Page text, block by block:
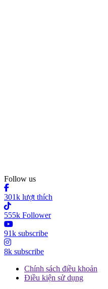
Follow us
301k lượt thích
555k Follower
91k subscribe
8k subscribe
Chính sách điều khoản
Điều kiện sử dụng